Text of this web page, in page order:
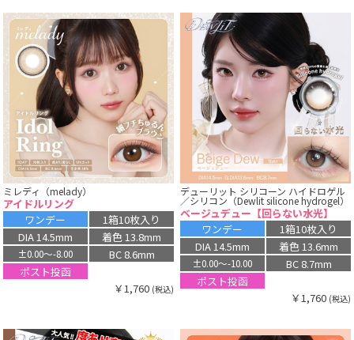
ミレディ（melady）
アイドルリング
ワンデー
1箱10枚入り
DIA 14.5mm
着色 13.8mm
±0.00〜-8.00
BC 8.6mm
ポスト投函
￥1,760 (税込)
デューリット シリコーン ハイドロゲル
／シリコン（Dewlit silicone hydrogel）
ベージュデュー【回らない水光】
ワンデー
1箱10枚入り
DIA 14.5mm
着色 13.6mm
±0.00〜-10.00
BC 8.7mm
ポスト投函
￥1,760 (税込)